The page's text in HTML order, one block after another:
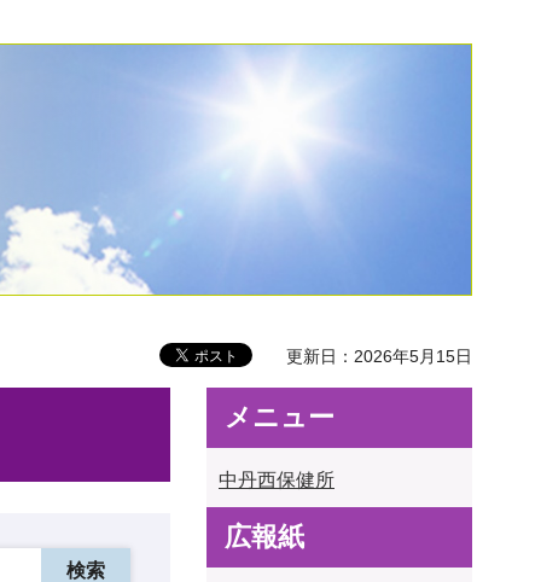
更新日：2026年5月15日
メニュー
中丹西保健所
広報紙